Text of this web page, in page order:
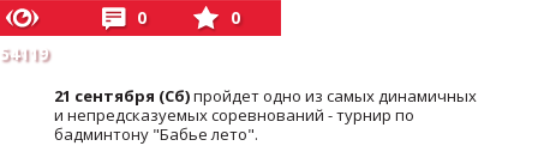
54119
0 0
21 сентября (Сб)пройдет одно из самых динамичных
и непредсказуемых соревнований - турнир по
бадминтону "Бабье лето".